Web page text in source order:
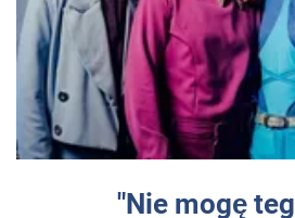
"Nie mogę